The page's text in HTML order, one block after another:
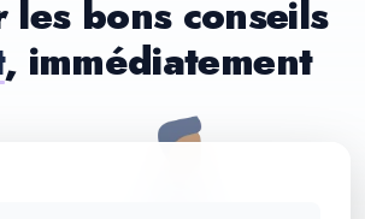
les bons conseils
, immédiatement